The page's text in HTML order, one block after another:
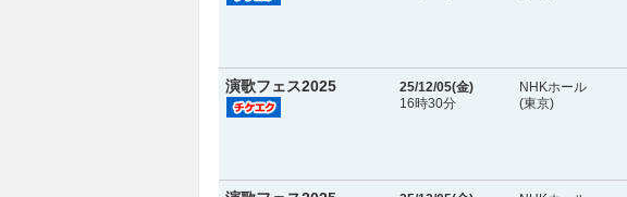
演歌フェス2025 25/12/05(金)
16時30分
NHKホール
(東京)